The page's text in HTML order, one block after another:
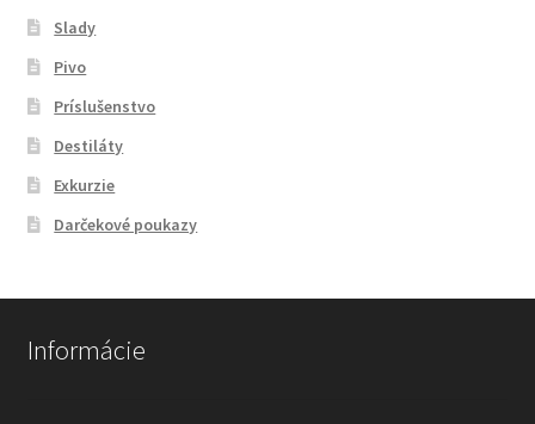
Slady
Pivo
Príslušenstvo
Destiláty
Exkurzie
Darčekové poukazy
Informácie